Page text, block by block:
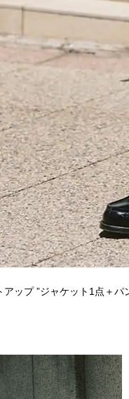
アップ ”ジャケット1点＋